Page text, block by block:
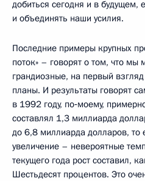
добиться сегодня и в будущем,
и объединять наши усилия.
Последние примеры крупных
поток» – говорят о том, что
грандиозные, на первый
планы. И результаты говорят
в 1992 году, по‑моему,
составлял 1,3 миллиарда
до 6,8 миллиарда долларов, то
увеличение – невероятные
текущего года рост составил,
Шестьдесят процентов. Это